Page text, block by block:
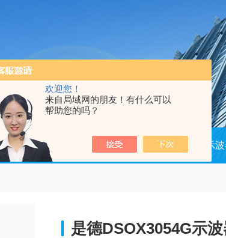
欢迎您！
来自局域网的朋友！有什么可以
帮助您的吗？
首页 产品中心 示
是德DSOX3054G示